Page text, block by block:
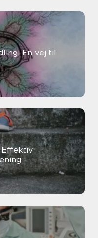
En vej til
Effektiv